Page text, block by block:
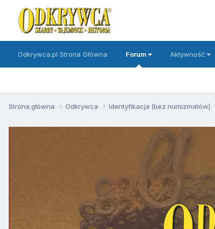
Odkrywca.pl Strona Główna Forum Aktywność
Strona główna Odkrywca Identyfikacja (bez numizmatów)